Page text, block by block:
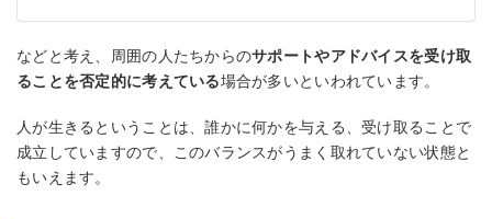
などと考え、周囲の人たちからのサポートやアドバイスを受け取
ることを否定的に考えている場合が多いといわれています。
人が生きるということは、誰かに何かを与える、受け取ることで
成立していますので、このバランスがうまく取れていない状態と
もいえます。